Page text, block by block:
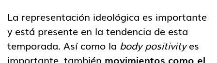
La representación ideológica es importante
y está presente en la tendencia de esta
temporada. Así como la body positivityes
importante, también movimientos como el